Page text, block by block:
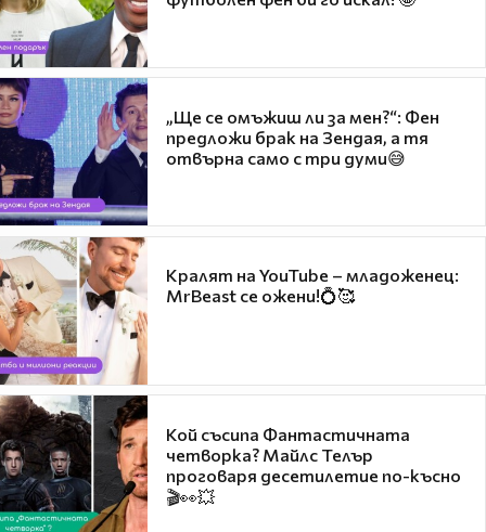
„Ще се омъжиш ли за мен?“: Фен
предложи брак на Зендая, а тя
отвърна само с три думи😅
Кралят на YouTube – младоженец:
MrBeast се ожени!💍🥰
Кой съсипа Фантастичната
четворка? Майлс Телър
проговаря десетилетие по-късно
🎬👀💥